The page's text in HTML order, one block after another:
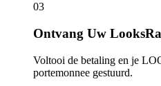
03
Ontvang Uw
Voltooi de betaling en je
portemonnee gestuurd.